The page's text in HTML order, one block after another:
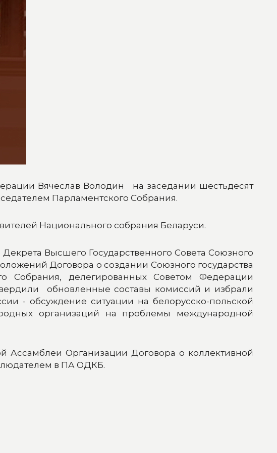
Вячеслав Володин на заседании шестьдесят
Парламентского Собрания.
Национального собрания Беларуси.
Высшего Государственного Совета Союзного
Договора о создании Союзного государства
делегированных Советом Федерации
обновленные составы комиссий и избрали
- обсуждение ситуации на белорусско-польской
организаций на проблемы международной
Организации Договора о коллективной
в ПА ОДКБ.